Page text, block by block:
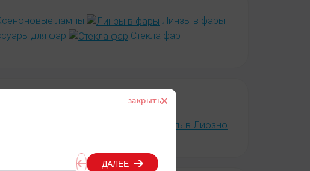
лампы
Линзы в фары
для фар
Стекла фар